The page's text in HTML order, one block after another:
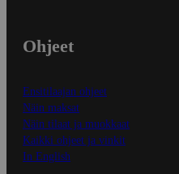
Ohjeet
Ensitilaajan ohjeet
Näin maksat
Näin tilaat ja muokkaat
Kaikki ohjeet ja vinkit
In English